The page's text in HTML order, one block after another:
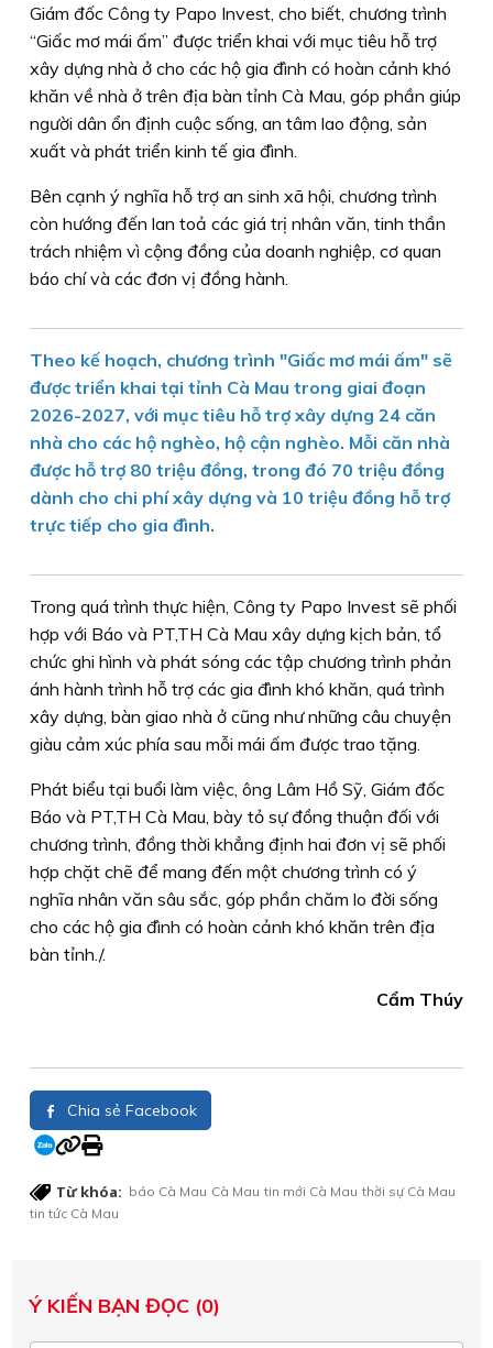
Giám đốc Công ty Papo Invest, cho biết, chương trình
“Giấc mơ mái ấm” được triển khai với mục tiêu hỗ trợ
xây dựng nhà ở cho các hộ gia đình có hoàn cảnh khó
khăn về nhà ở trên địa bàn tỉnh Cà Mau, góp phần giúp
người dân ổn định cuộc sống, an tâm lao động, sản
xuất và phát triển kinh tế gia đình.
Bên cạnh ý nghĩa hỗ trợ an sinh xã hội, chương trình
còn hướng đến lan toả các giá trị nhân văn, tinh thần
trách nhiệm vì cộng đồng của doanh nghiệp, cơ quan
báo chí và các đơn vị đồng hành.
Theo kế hoạch, chương trình "Giấc mơ mái ấm" sẽ
được triển khai tại tỉnh Cà Mau trong giai đoạn
2026-2027, với mục tiêu hỗ trợ xây dựng 24 căn
nhà cho các hộ nghèo, hộ cận nghèo. Mỗi căn nhà
được hỗ trợ 80 triệu đồng, trong đó 70 triệu đồng
dành cho chi phí xây dựng và 10 triệu đồng hỗ trợ
trực tiếp cho gia đình.
Trong quá trình thực hiện, Công ty Papo Invest sẽ phối
hợp với Báo và PT,TH Cà Mau xây dựng kịch bản, tổ
chức ghi hình và phát sóng các tập chương trình phản
ánh hành trình hỗ trợ các gia đình khó khăn, quá trình
xây dựng, bàn giao nhà ở cũng như những câu chuyện
giàu cảm xúc phía sau mỗi mái ấm được trao tặng.
Phát biểu tại buổi làm việc, ông Lâm Hồ Sỹ, Giám đốc
Báo và PT,TH Cà Mau, bày tỏ sự đồng thuận đối với
chương trình, đồng thời khẳng định hai đơn vị sẽ phối
hợp chặt chẽ để mang đến một chương trình có ý
nghĩa nhân văn sâu sắc, góp phần chăm lo đời sống
cho các hộ gia đình có hoàn cảnh khó khăn trên địa
bàn tỉnh./.
Cẩm Thúy
Chia sẻ Facebook
Từ khóa: báo Cà Mau Cà Mau tin mới Cà Mau thời sự Cà Mau
tin tức Cà Mau
Ý KIẾN BẠN ĐỌC (0)